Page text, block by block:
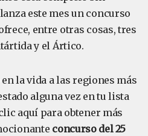
este mes un concurso
entre otras cosas, tres
y el Ártico.
la vida a las regiones más
alguna vez en tu lista
aquí para obtener más
concurso del 25